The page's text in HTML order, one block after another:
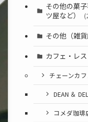
その他の菓
ツ屋など）
その他（雑貨
カフェ・レ
チェーンカフ
DEAN ＆
コメダ珈琲